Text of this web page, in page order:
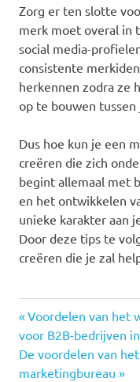
Zorg er ten slotte
merk moet overal in
social media-
consistente
herkennen zodra ze
op te bouwen tussen
Dus hoe kun je een
creëren die zich
begint allemaal met
en het ontwikkelen
unieke karakter aan
Door deze tips te
creëren die je zal
Post
navigation
Previous
Post:
Voordelen van het
voor B2B-bedrijven
Next
Post:
De voordelen van
marketingbureau